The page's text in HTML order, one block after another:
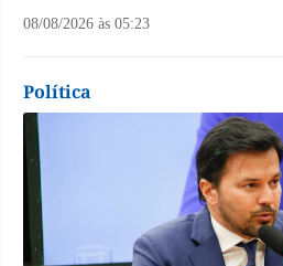
08/08/2026 às 05:23
Política